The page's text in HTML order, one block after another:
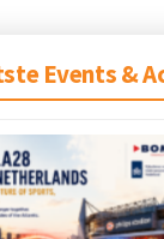
Events &